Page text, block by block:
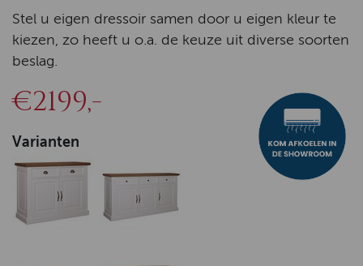
Stel u eigen dressoir samen door u eigen kleur te
kiezen, zo heeft u o.a. de keuze uit diverse soorten
beslag.
€2199,-
Varianten